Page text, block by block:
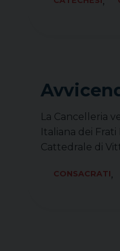
La Cancelleria
Italiana dei
Cattedrale di
CONSACRATI,